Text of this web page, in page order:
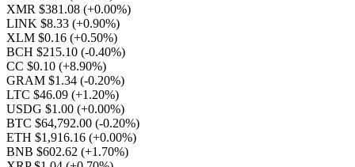
XMR $381.08 (+0.00%)
LINK $8.33 (+0.90%)
XLM $0.16 (+0.50%)
BCH $215.10 (-0.40%)
CC $0.10 (+8.90%)
GRAM $1.34 (-0.20%)
LTC $46.09 (+1.20%)
USDG $1.00 (+0.00%)
BTC $64,792.00 (-0.20%)
ETH $1,916.16 (+0.00%)
BNB $602.62 (+1.70%)